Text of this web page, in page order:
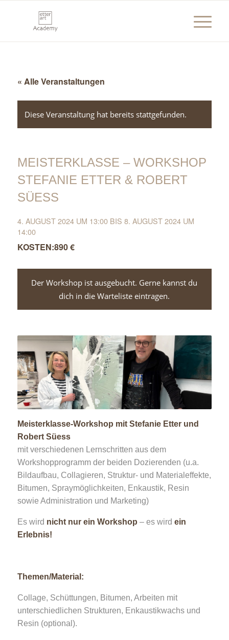
« Alle Veranstaltungen
Diese Veranstaltung hat bereits stattgefunden.
MEISTERKLASSE – WORKSHOP
STEFANIE ETTER & ROBERT
SÜESS
4. AUGUST 2024 UM 13:00BIS 8. AUGUST 2024 UM
14:00
890 €
Der Workshop ist ausgebucht. Gerne kannst du
dich in die Warteliste eintragen.
Meisterklasse-Workshop mit Stefanie Etter und
Robert Süess
mit verschiedenen Lernschritten aus dem
Workshopprogramm der beiden Dozierenden (u.a.
Bildaufbau, Collagieren, Struktur- und Materialeffekte,
Bitumen, Spraymöglichkeiten, Enkaustik, Resin
sowie Administration und Marketing)
Es wird nicht nur ein Workshop – es wird ein
Erlebnis!
Themen/Material:
Collage, Schüttungen, Bitumen, Arbeiten mit
unterschiedlichen Strukturen, Enkaustikwachs und
Resin (optional).